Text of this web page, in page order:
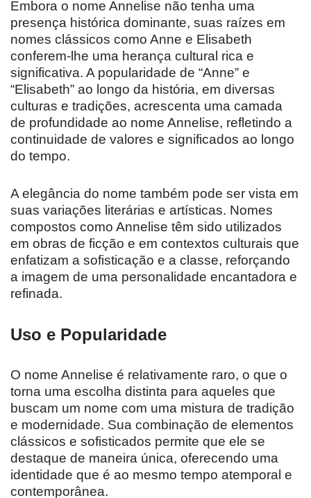
Embora o nome Annelise não tenha uma
presença histórica dominante, suas raízes em
nomes clássicos como Anne e Elisabeth
conferem-lhe uma herança cultural rica e
significativa. A popularidade de “Anne” e
“Elisabeth” ao longo da história, em diversas
culturas e tradições, acrescenta uma camada
de profundidade ao nome Annelise, refletindo a
continuidade de valores e significados ao longo
do tempo.
A elegância do nome também pode ser vista em
suas variações literárias e artísticas. Nomes
compostos como Annelise têm sido utilizados
em obras de ficção e em contextos culturais que
enfatizam a sofisticação e a classe, reforçando
a imagem de uma personalidade encantadora e
refinada.
Uso e Popularidade
O nome Annelise é relativamente raro, o que o
torna uma escolha distinta para aqueles que
buscam um nome com uma mistura de tradição
e modernidade. Sua combinação de elementos
clássicos e sofisticados permite que ele se
destaque de maneira única, oferecendo uma
identidade que é ao mesmo tempo atemporal e
contemporânea.